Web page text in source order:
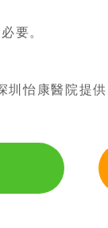
要。
怡康醫院提